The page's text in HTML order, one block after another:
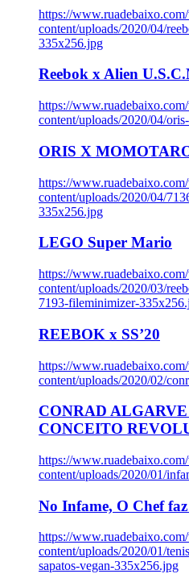
https://
content/uploads/2020/04/
335x256.jpg
Reebok x Alien
https://
content/uploads/2020/04/
ORIS X
https://
content/uploads/2020/04/
335x256.jpg
LEGO Super Mario
https://
content/uploads/2020/03/
7193-fileminimizer-
REEBOK x SS’20
https://
content/uploads/2020/02/
CONRAD
CONCEITO
https://
content/uploads/2020/01/
No Infame, O Chef
https://
content/uploads/2020/01/
sapatos-vegan-335x256.jpg